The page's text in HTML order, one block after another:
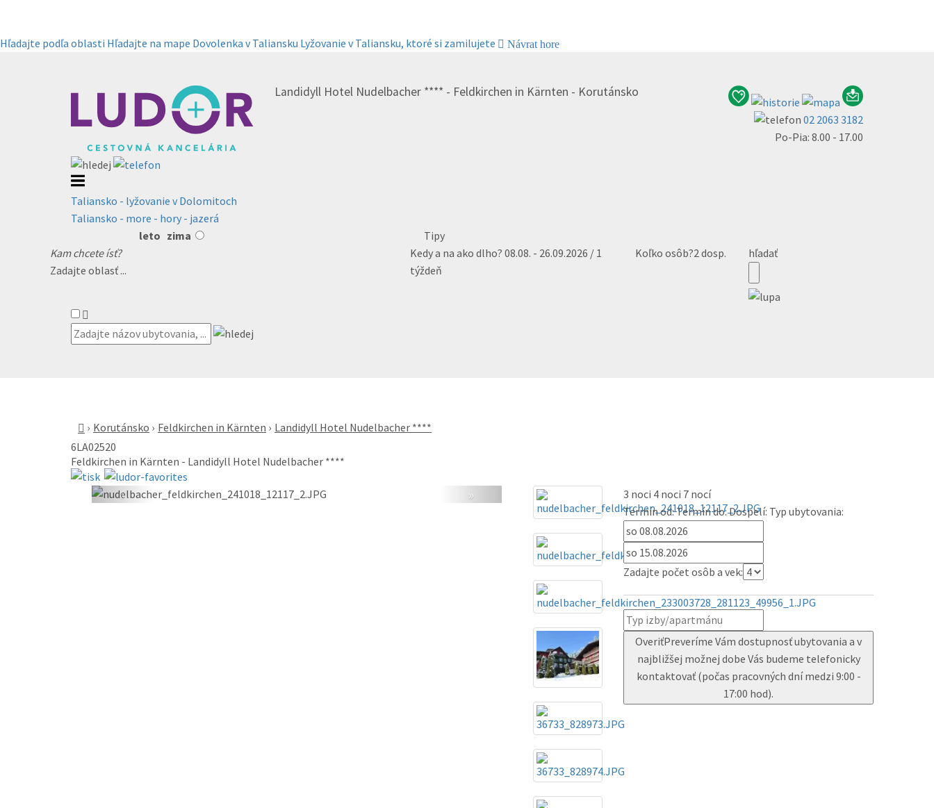
Hľadajte podľa oblasti Hľadajte na mape Dovolenka v Taliansku Lyžovanie v Taliansku, ktoré si zamilujete Návrat hore
Landidyll Hotel Nudelbacher **** - Feldkirchen in Kärnten - Korutánsko
02 2063 3182
Po-Pia: 8.00 - 17.00
Taliansko - lyžovanie v Dolomitoch
Taliansko - more - hory - jazerá
leto zima
Tipy
Kam chcete ísť?
Zadajte oblasť ...
Kedy a na ako dlho? 08.08. - 26.09.2026 / 1
týždeň
Koľko osôb?2 dosp. hľadať
Korutánsko Feldkirchen in Kärnten
Landidyll Hotel Nudelbacher ****
6LA02520
Feldkirchen in Kärnten - Landidyll Hotel Nudelbacher ****
« » 3 noci 4 noci 7 nocí
Termín od:Termín do: Dospelí: Typ ubytovania:
Zadajte počet osôb a vek:
OveriťPreveríme Vám dostupnosť ubytovania a v
najbližšej možnej dobe Vás budeme telefonicky
kontaktovať (počas pracovných dní medzi 9:00 -
17:00 hod).